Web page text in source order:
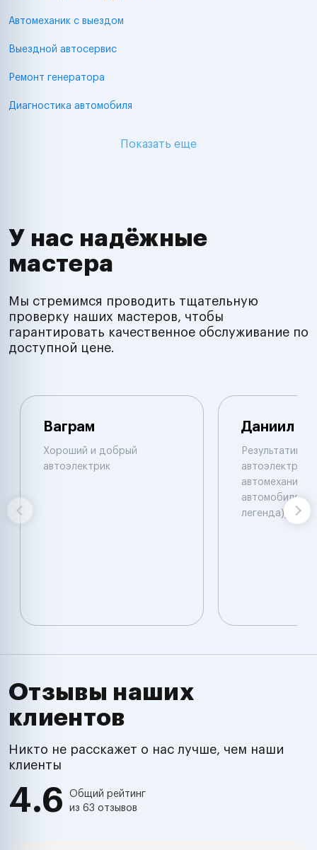
Автомеханик с выездом
Выездной автосервис
Ремонт генератора
Диагностика автомобиля
Показать еще
У нас надёжные
мастера
Мы стремимся проводить тщательную
проверку наших мастеров, чтобы
гарантировать качественное обслуживание по
доступной цене.
Ваграм
Хороший и добрый
автоэлектрик
Даниил
автоэлектрик и
автомеханик
автомобилям.
легенда))
Отзывы наших
клиентов
Никто не расскажет о нас лучше, чем наши
клиенты
4.6
Общий рейтинг
из 63 отзывов